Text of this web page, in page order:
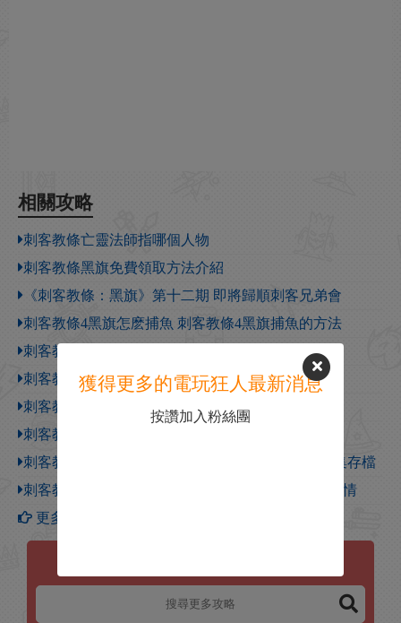
相關攻略
刺客教條亡靈法師指哪個人物
刺客教條黑旗免費領取方法介紹
《刺客教條：黑旗》第十二期 即將歸順刺客兄弟會
刺客教條4黑旗怎麽捕魚 刺客教條4黑旗捕魚的方法
刺客教條4黑旗海戰怎麽打 刺客教條4海戰技巧心得
刺客教條4黑旗怎麽換武器
刺客教條4黑旗存檔位置在哪裡
刺客教條4黑旗傳奇船隻怎麽打 黑旗傳奇船只打法
刺客教條4：黑旗 RELOADED版100%全同步全收集存檔
刺客教條4：黑旗 全流程影片攻略 100%同步中文劇情
更多【刺客教條4：黑旗】攻略
獲得更多的電玩狂人最新消息
按讚加入粉絲團